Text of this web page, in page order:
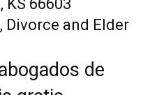
KS 66603
Divorce and Elder